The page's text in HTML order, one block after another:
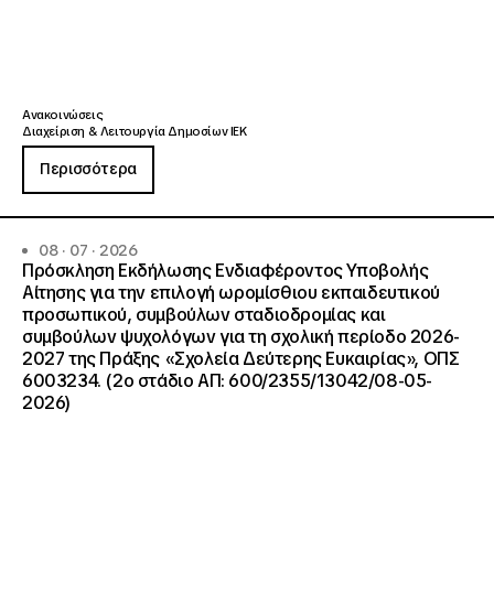
Ανακοινώσεις
Διαχείριση & Λειτουργία Δημοσίων ΙΕΚ
Περισσότερα
08 · 07 · 2026
Πρόσκληση Εκδήλωσης Ενδιαφέροντος Υποβολής
Αίτησης για την επιλογή ωρομίσθιου εκπαιδευτικού
προσωπικού, συμβούλων σταδιοδρομίας και
συμβούλων ψυχολόγων για τη σχολική περίοδο 2026-
2027 της Πράξης «Σχολεία Δεύτερης Ευκαιρίας», ΟΠΣ
6003234. (2ο στάδιο ΑΠ: 600/2355/13042/08-05-
2026)